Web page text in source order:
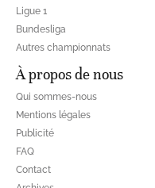
Ligue 1
Bundesliga
Autres championnats
À propos de nous
Qui sommes-nous
Mentions légales
Publicité
FAQ
Contact